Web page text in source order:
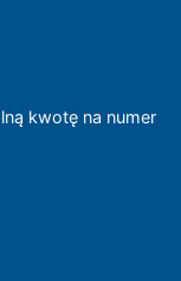
kwotę na numer